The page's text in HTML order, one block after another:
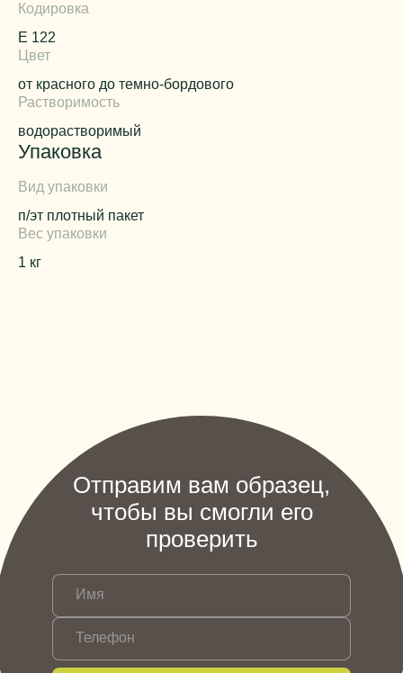
Кодировка
Е 122
Цвет
от красного до темно-бордового
Растворимость
водорастворимый
Упаковка
Вид упаковки
п/эт плотный пакет
Вес упаковки
1 кг
Отправим вам образец,
чтобы вы смогли его
проверить
Имя
Телефон